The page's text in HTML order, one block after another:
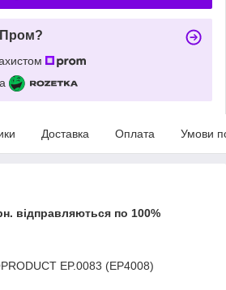
Пром?
Доставка Оплата Умови
відправляються по 100%
EP.0083 (EP4008)